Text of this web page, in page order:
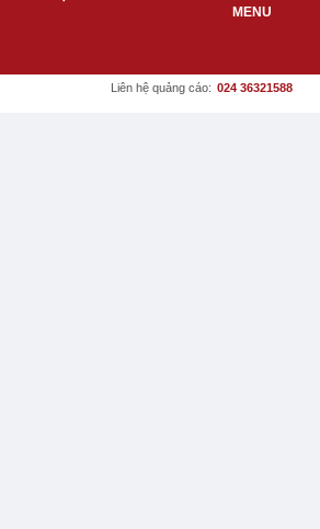
Liên hệ quảng cáo: 024 36321588